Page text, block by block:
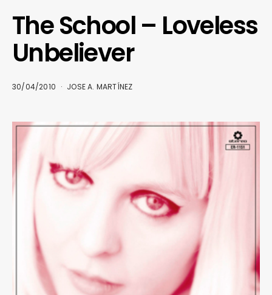
The School – Loveless
Unbeliever
30/04/2010 JOSE A. MARTÍNEZ